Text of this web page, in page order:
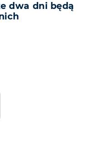
dwa dni będą